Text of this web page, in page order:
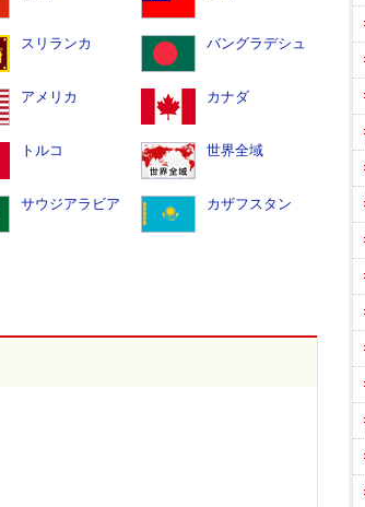
スリランカ バングラデシュ
アメリカ カナダ
トルコ 世界全域
サウジアラビア カザフスタン